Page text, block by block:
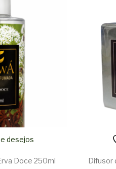
desejos
Doce 250ml
Difusor